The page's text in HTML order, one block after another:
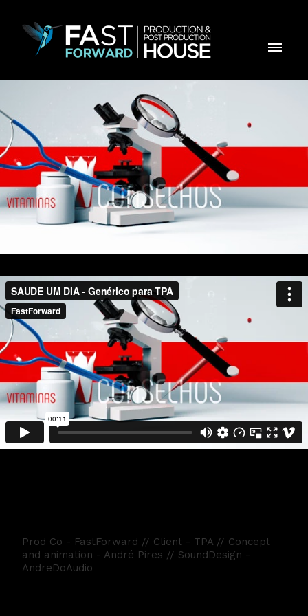
Prod Co - FastForward // Client - TPA // Concept
and animation - André Pires // SoundDesign -
AndreDoAudio